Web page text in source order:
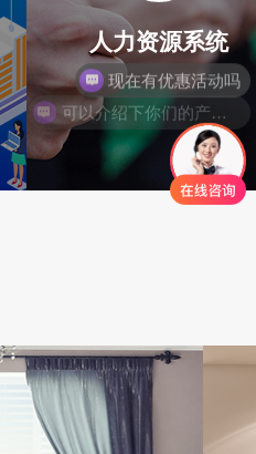
人力资源系统
可以介绍下你们的产品么